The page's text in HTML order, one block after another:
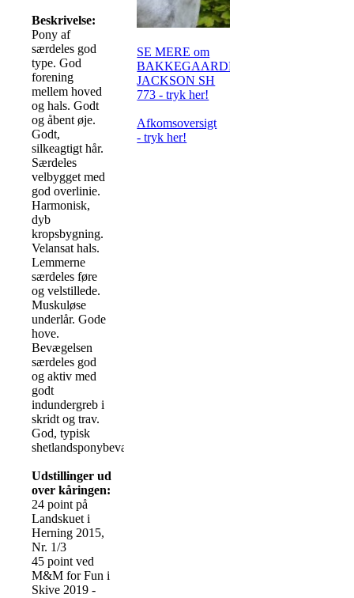
Beskrivelse:
Pony af
særdeles god
type. God
forening
mellem hoved
og hals. Godt
og åbent øje.
Godt,
silkeagtigt hår.
Særdeles
velbygget med
god overlinie.
Harmonisk,
dyb
kropsbygning.
Velansat hals.
Lemmerne
særdeles føre
og velstillede.
Muskuløse
underlår. Gode
hove.
Bevægelsen
særdeles god
og aktiv med
godt
indundergreb i
skridt og trav.
God, typisk
shetlandsponybevægelse.
Udstillinger ud
over kåringen:
24 point på
Landskuet i
Herning 2015,
Nr. 1/3
45 point ved
M&M for Fun i
Skive 2019 -
SE MERE om
BAKKEGAARDENS
JACKSON SH
773 - tryk her!
Afkomsoversigt
- tryk her!